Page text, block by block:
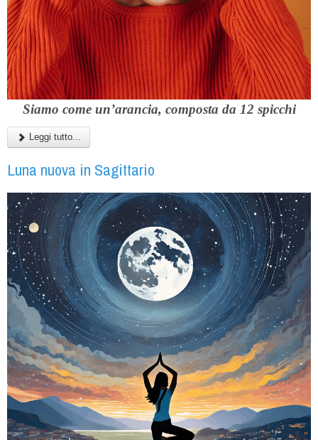
Siamo come un’arancia, composta da 12 spicchi
Leggi tutto...
Luna nuova in Sagittario